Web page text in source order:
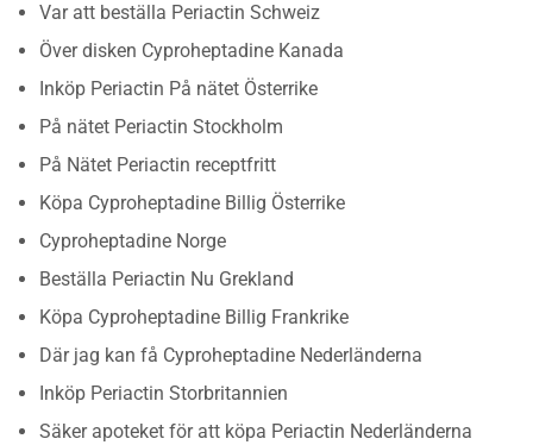
Var att beställa Periactin Schweiz
Över disken Cyproheptadine Kanada
Inköp Periactin På nätet Österrike
På nätet Periactin Stockholm
På Nätet Periactin receptfritt
Köpa Cyproheptadine Billig Österrike
Cyproheptadine Norge
Beställa Periactin Nu Grekland
Köpa Cyproheptadine Billig Frankrike
Där jag kan få Cyproheptadine Nederländerna
Inköp Periactin Storbritannien
Säker apoteket för att köpa Periactin Nederländerna